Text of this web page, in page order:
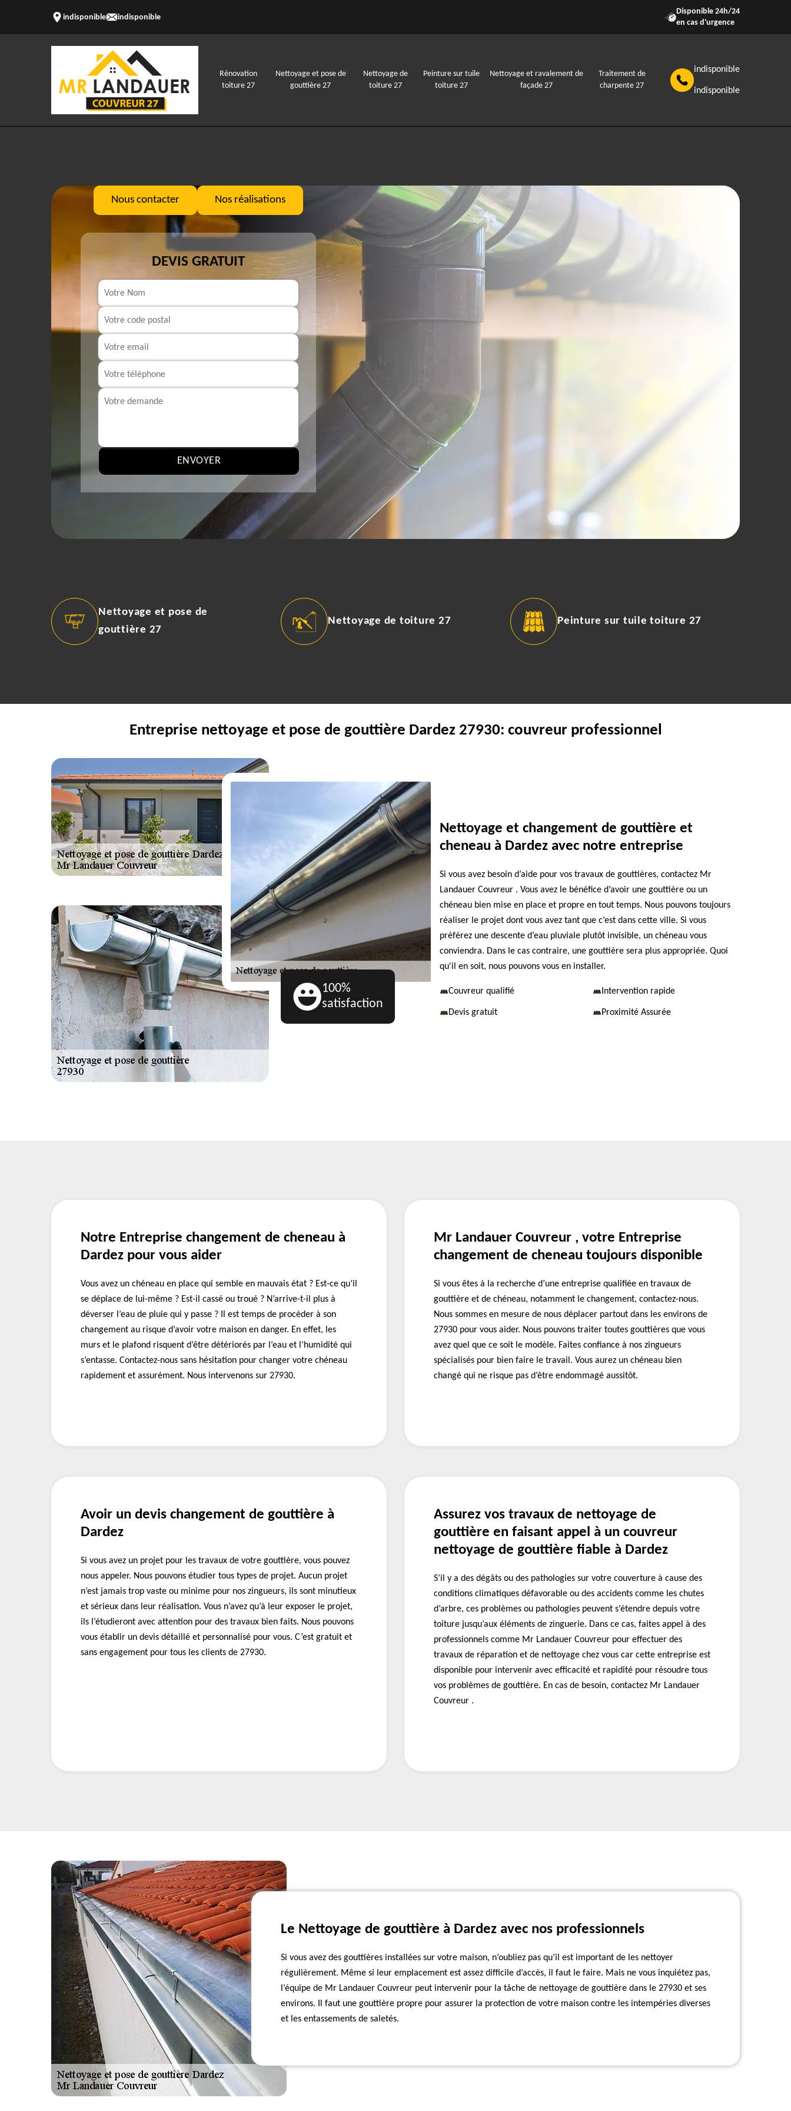
indisponible indisponible
Disponible 24h/24
en cas d'urgence
Rénovation
toiture 27
Nettoyage et pose de
gouttière 27
Nettoyage de
toiture 27
Peinture sur tuile
toiture 27
Nettoyage et ravalement de
façade 27
Traitement de
charpente 27
indisponible
indisponible
Nous contacter Nos réalisations
DEVIS GRATUIT
Nettoyage et pose de
gouttière 27
Nettoyage de toiture 27 Peinture sur tuile toiture 27
Entreprise nettoyage et pose de gouttière Dardez 27930: couvreur professionnel
100%
satisfaction
Nettoyage et changement de gouttière et
cheneau à Dardez avec notre entreprise
Si vous avez besoin d’aide pour vos travaux de gouttières, contactez Mr
Landauer Couvreur . Vous avez le bénéfice d’avoir une gouttière ou un
chéneau bien mise en place et propre en tout temps. Nous pouvons toujours
réaliser le projet dont vous avez tant que c’est dans cette ville. Si vous
préférez une descente d’eau pluviale plutôt invisible, un chéneau vous
conviendra. Dans le cas contraire, une gouttière sera plus appropriée. Quoi
qu'il en soit, nous pouvons vous en installer.
Couvreur qualifié Intervention rapide
Devis gratuit Proximité Assurée
Notre Entreprise changement de cheneau à
Dardez pour vous aider
Vous avez un chéneau en place qui semble en mauvais état ? Est-ce qu’il
se déplace de lui-même ? Est-il cassé ou troué ? N’arrive-t-il plus à
déverser l’eau de pluie qui y passe ? Il est temps de procéder à son
changement au risque d’avoir votre maison en danger. En effet, les
murs et le plafond risquent d’être détériorés par l’eau et l’humidité qui
s’entasse. Contactez-nous sans hésitation pour changer votre chéneau
rapidement et assurément. Nous intervenons sur 27930.
Mr Landauer Couvreur , votre Entreprise
changement de cheneau toujours disponible
Si vous êtes à la recherche d’une entreprise qualifiée en travaux de
gouttière et de chéneau, notamment le changement, contactez-nous.
Nous sommes en mesure de nous déplacer partout dans les environs de
27930 pour vous aider. Nous pouvons traiter toutes gouttières que vous
avez quel que ce soit le modèle. Faites confiance à nos zingueurs
spécialisés pour bien faire le travail. Vous aurez un chéneau bien
changé qui ne risque pas d’être endommagé aussitôt.
Avoir un devis changement de gouttière à
Dardez
Si vous avez un projet pour les travaux de votre gouttière, vous pouvez
nous appeler. Nous pouvons étudier tous types de projet. Aucun projet
n’est jamais trop vaste ou minime pour nos zingueurs, ils sont minutieux
et sérieux dans leur réalisation. Vous n’avez qu’à leur exposer le projet,
ils l’étudieront avec attention pour des travaux bien faits. Nous pouvons
vous établir un devis détaillé et personnalisé pour vous. C’est gratuit et
sans engagement pour tous les clients de 27930.
Assurez vos travaux de nettoyage de
gouttière en faisant appel à un couvreur
nettoyage de gouttière fiable à Dardez
S’il y a des dégâts ou des pathologies sur votre couverture à cause des
conditions climatiques défavorable ou des accidents comme les chutes
d’arbre, ces problèmes ou pathologies peuvent s’étendre depuis votre
toiture jusqu’aux éléments de zinguerie. Dans ce cas, faites appel à des
professionnels comme Mr Landauer Couvreur pour effectuer des
travaux de réparation et de nettoyage chez vous car cette entreprise est
disponible pour intervenir avec efficacité et rapidité pour résoudre tous
vos problèmes de gouttière. En cas de besoin, contactez Mr Landauer
Couvreur .
Le Nettoyage de gouttière à Dardez avec nos professionnels
Si vous avez des gouttières installées sur votre maison, n’oubliez pas qu’il est important de les nettoyer
régulièrement. Même si leur emplacement est assez difficile d’accès, il faut le faire. Mais ne vous inquiétez pas,
l’équipe de Mr Landauer Couvreur peut intervenir pour la tâche de nettoyage de gouttière dans le 27930 et ses
environs. Il faut une gouttière propre pour assurer la protection de votre maison contre les intempéries diverses
et les entassements de saletés.